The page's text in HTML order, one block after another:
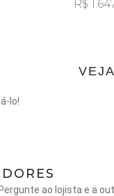
R$
lo!
ao lojista e a